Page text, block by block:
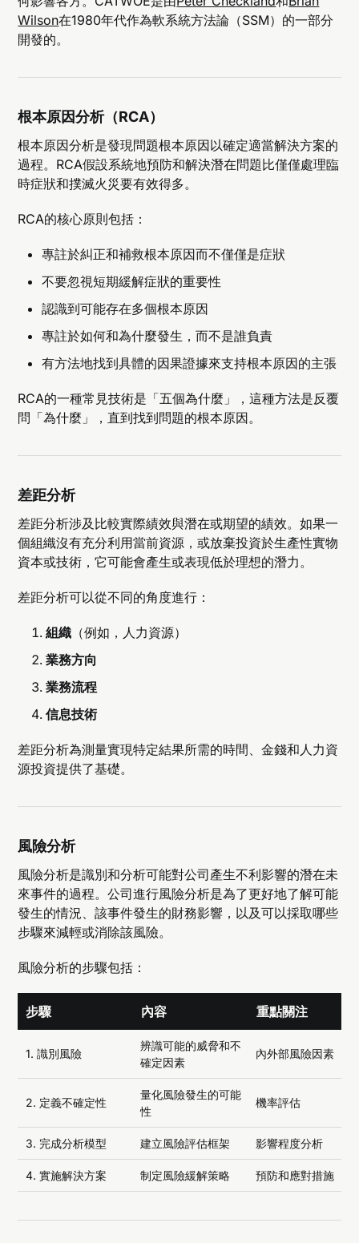
Wilson在1980年代作為軟系統方法論（SSM）的一部分
開發的。
根本原因分析（RCA）
根本原因分析是發現問題根本原因以確定適當解決方案的
過程。RCA假設系統地預防和解決潛在問題比僅僅處理臨
時症狀和撲滅火災要有效得多。
RCA的核心原則包括：
專註於糾正和補救根本原因而不僅僅是症狀
不要忽視短期緩解症狀的重要性
認識到可能存在多個根本原因
專註於如何和為什麼發生，而不是誰負責
有方法地找到具體的因果證據來支持根本原因的主張
RCA的一種常見技術是「五個為什麼」，這種方法是反覆
問「為什麼」，直到找到問題的根本原因。
差距分析
差距分析涉及比較實際績效與潛在或期望的績效。如果一
個組織沒有充分利用當前資源，或放棄投資於生產性實物
資本或技術，它可能會產生或表現低於理想的潛力。
差距分析可以從不同的角度進行：
組織 （例如，人力資源）
業務方向
業務流程
信息技術
差距分析為測量實現特定結果所需的時間、金錢和人力資
源投資提供了基礎。
風險分析
風險分析是識別和分析可能對公司產生不利影響的潛在未
來事件的過程。公司進行風險分析是為了更好地了解可能
發生的情況、該事件發生的財務影響，以及可以採取哪些
步驟來減輕或消除該風險。
風險分析的步驟包括：
步驟 內容 重點關注
1. 識別風險
辨識可能的威脅和不
確定因素
內外部風險因素
2. 定義不確定性
量化風險發生的可能
性
機率評估
3. 完成分析模型 建立風險評估框架 影響程度分析
4. 實施解決方案 制定風險緩解策略 預防和應對措施